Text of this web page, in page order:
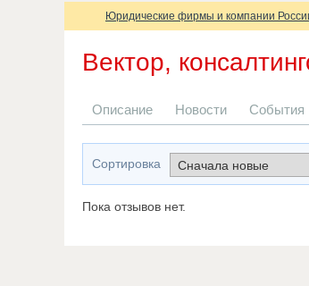
Юридические фирмы и компании
Вектор,
Описание Новости События
Сортировка
Пока отзывов нет.